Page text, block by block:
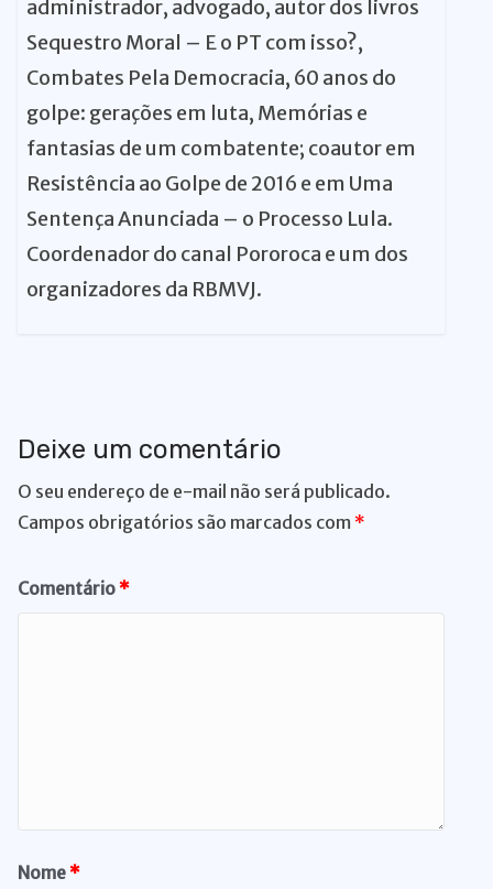
administrador, advogado, autor dos livros
Sequestro Moral – E o PT com isso?,
Combates Pela Democracia, 60 anos do
golpe: gerações em luta, Memórias e
fantasias de um combatente; coautor em
Resistência ao Golpe de 2016 e em Uma
Sentença Anunciada – o Processo Lula.
Coordenador do canal Pororoca e um dos
organizadores da RBMVJ.
Deixe um comentário
O seu endereço de e-mail não será publicado.
Campos obrigatórios são marcados com *
Comentário*
Nome*